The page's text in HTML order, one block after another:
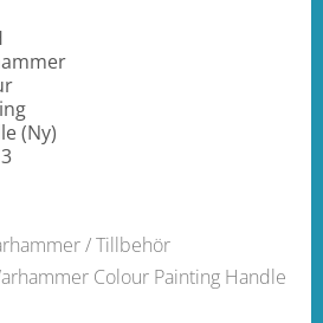
/Tillbehör
Colour Painting Handle